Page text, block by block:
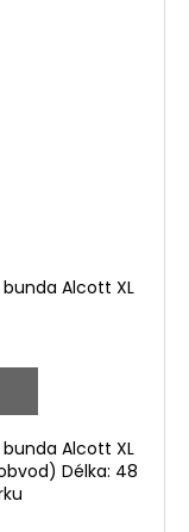
Alcott XL
Alcott XL
Délka: 48